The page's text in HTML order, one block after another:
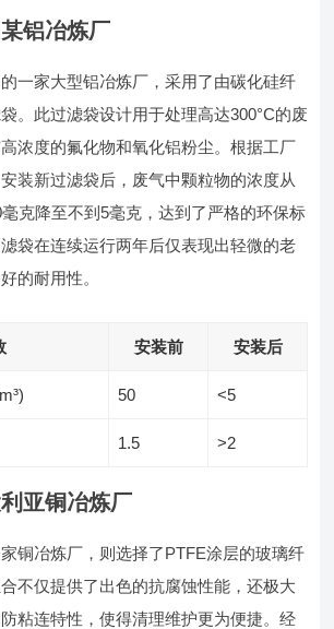
铝冶炼厂
一家大型铝冶炼厂，采用了由碳化硅纤
。此过滤袋设计用于处理高达300°C的废
浓度的氟化物和氧化铝粉尘。根据工厂
装新过滤袋后，废气中颗粒物的浓度从
克降至不到5毫克，达到了严格的环保标
袋在连续运行两年后仅表现出轻微的老
的耐用性。
安装前 安装后
50 <5
1.5 >2
亚铜冶炼厂
铜冶炼厂，则选择了PTFE涂层的玻璃纤
不仅提供了出色的抗腐蚀性能，还极大
粘连特性，使得清理维护更为便捷。经